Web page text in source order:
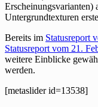
Erscheinungsvarianten)
Untergrundtexturen
Bereits im Statusreport
Statusreport vom 21.
weitere Einblicke
werden.
[metaslider id=13538]